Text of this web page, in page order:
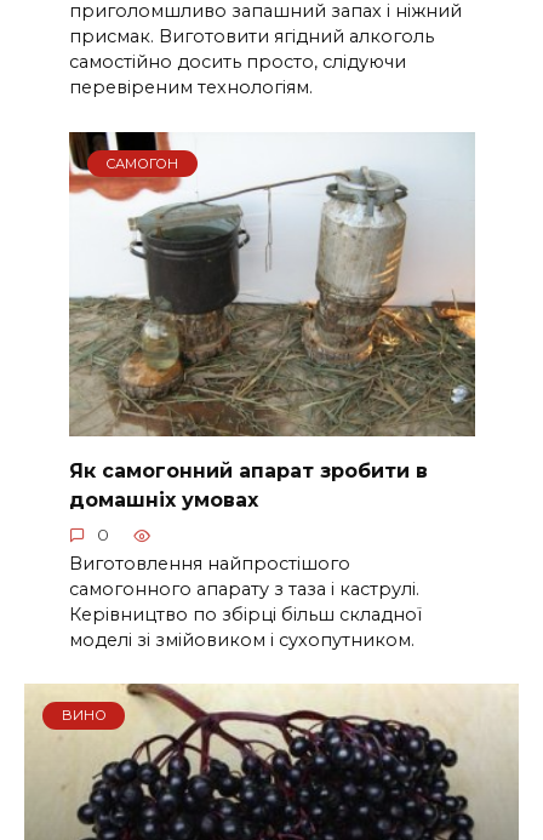
приголомшливо запашний запах і ніжний
присмак. Виготовити ягідний алкоголь
самостійно досить просто, слідуючи
перевіреним технологіям.
САМОГОН
Як самогонний апарат зробити в
домашніх умовах
0
Виготовлення найпростішого
самогонного апарату з таза і каструлі.
Керівництво по збірці більш складної
моделі зі змійовиком і сухопутником.
ВИНО